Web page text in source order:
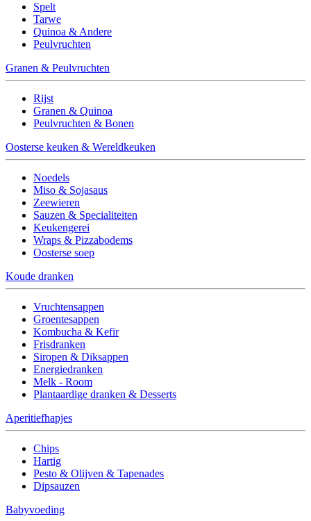
Spelt
Tarwe
Quinoa & Andere
Peulvruchten
Granen & Peulvruchten
Rijst
Granen & Quinoa
Peulvruchten & Bonen
Oosterse keuken & Wereldkeuken
Noedels
Miso & Sojasaus
Zeewieren
Sauzen & Specialiteiten
Keukengerei
Wraps & Pizzabodems
Oosterse soep
Koude dranken
Vruchtensappen
Groentesappen
Kombucha & Kefir
Frisdranken
Siropen & Diksappen
Energiedranken
Melk - Room
Plantaardige dranken & Desserts
Aperitiefhapjes
Chips
Hartig
Pesto & Olijven & Tapenades
Dipsauzen
Babyvoeding